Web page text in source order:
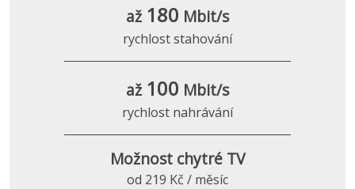
až 180 Mbit/s
rychlost stahování
až 100 Mbit/s
rychlost nahrávání
Možnost chytré TV
od 219 Kč / měsíc